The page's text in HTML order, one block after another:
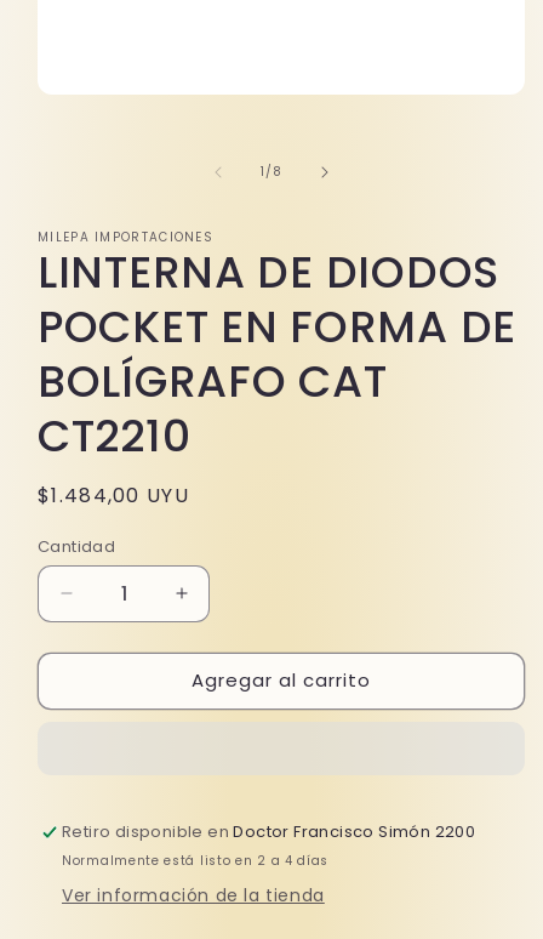
modal
1 /de
8
MILEPA IMPORTACIONES
LINTERNA DE DIODOS
POCKET EN FORMA DE
BOLÍGRAFO CAT
CT2210
Precio
$1.484,00 UYU
Cantidad
Reducir
cantidad
para
DE
DE
BOLÍGRAFO
CAT
CT2210
Aumentar
cantidad
para
LINTERNA
DE
DE
BOLÍGRAFO
CAT
CT2210
Agregar al carrito
Retiro disponible enDoctor Francisco Simón 2200
Normalmente está listo en 2 a 4 días
Ver información de la tienda